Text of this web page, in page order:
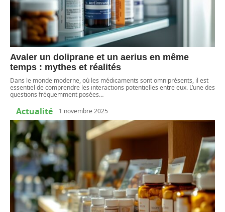
Avaler un doliprane et un aerius en même
temps : mythes et réalités
Dans le monde moderne, où les médicaments sont omniprésents, il est
essentiel de comprendre les interactions potentielles entre eux. L’une des
questions fréquemment posées…
Actualité 1 novembre 2025